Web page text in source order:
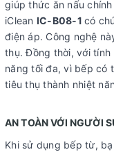
giúp thức ăn nấu
iClean IC-B08-1 có
điện áp. Công nghệ
thụ. Đồng thời, với tính
năng tối đa, vì bếp có
tiêu thụ thành nhiệt
AN TOÀN VỚI NGƯỜI
Khi sử dụng bếp từ,